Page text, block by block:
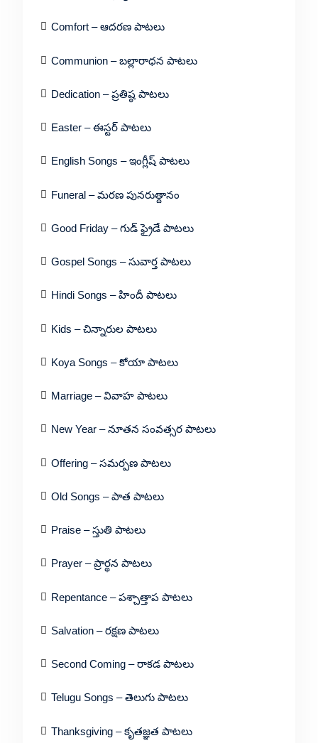
Comfort – ఆదరణ పాటలు
Communion – బల్లారాధన పాటలు
Dedication – ప్రతిష్ఠ పాటలు
Easter – ఈస్టర్ పాటలు
English Songs – ఇంగ్లీష్ పాటలు
Funeral – మరణ పునరుత్దానం
Good Friday – గుడ్ ఫ్రైడే పాటలు
Gospel Songs – సువార్త పాటలు
Hindi Songs – హిందీ పాటలు
Kids – చిన్నారుల పాటలు
Koya Songs – కోయా పాటలు
Marriage – వివాహ పాటలు
New Year – నూతన సంవత్సర పాటలు
Offering – సమర్పణ పాటలు
Old Songs – పాత పాటలు
Praise – స్తుతి పాటలు
Prayer – ప్రార్థన పాటలు
Repentance – పశ్చాత్తాప పాటలు
Salvation – రక్షణ పాటలు
Second Coming – రాకడ పాటలు
Telugu Songs – తెలుగు పాటలు
Thanksgiving – కృతజ్ఞత పాటలు